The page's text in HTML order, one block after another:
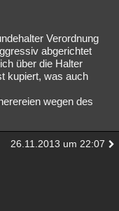
Verordnung
abgerichtet
über die Halter
kupiert, was auch
wegen des
26.11.2013 um 22:07